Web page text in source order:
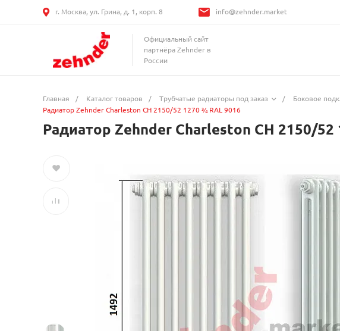
г. Москва, ул. Грина, д. 1, корп. 8 info@zehnder.market
Официальный сайт
партнёра Zehnder в
России
Главная / Каталог товаров / Трубчатые радиаторы под заказ / Боковое
Радиатор Zehnder Charleston CH 2150/52 1270 ¾ RAL 9016
Радиатор Zehnder Charleston CH 2150/52